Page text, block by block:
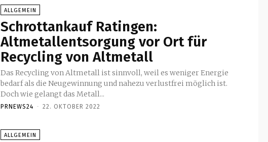
ALLGEMEIN
Schrottankauf Ratingen:
Altmetallentsorgung vor Ort für
Recycling von Altmetall
Das Recycling von Altmetall ist sinnvoll, weil es weniger Energie
bedarf als die Neugewinnung und nahezu verlustfrei möglich ist.
Doch wie gelangt das Metall...
PRNEWS24 - 22. OKTOBER 2022
ALLGEMEIN